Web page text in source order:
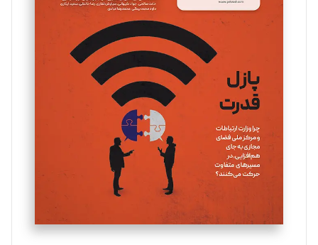
مینا پاکدل
یسنا امان‌پور
تحریریه
ملینا جعفری
تحریریه
مصطفی مسجدی آرانی
تحریریه